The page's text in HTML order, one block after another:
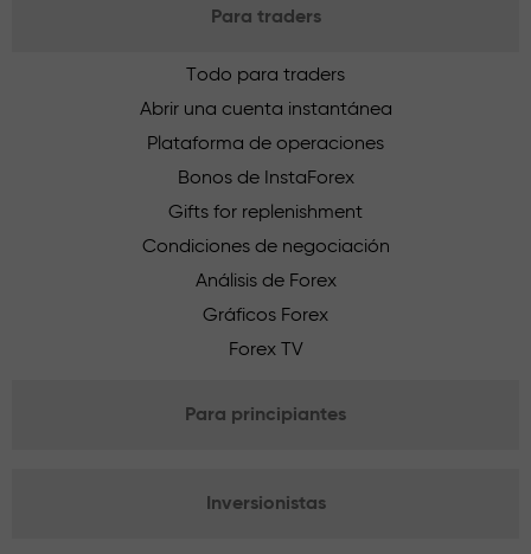
Para traders
Todo para traders
Abrir una cuenta instantánea
Plataforma de operaciones
Bonos de InstaForex
Gifts for replenishment
Condiciones de negociación
Análisis de Forex
Gráficos Forex
Forex TV
Para principiantes
Inversionistas